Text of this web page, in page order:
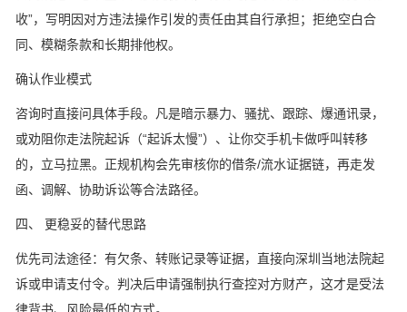
收”，写明因对方违法操作引发的责任由其自行承担；拒绝空白合
同、模糊条款和长期排他权。
确认作业模式
咨询时直接问具体手段。凡是暗示暴力、骚扰、跟踪、爆通讯录，
或劝阻你走法院起诉（“起诉太慢”）、让你交手机卡做呼叫转移
的，立马拉黑。正规机构会先审核你的借条/流水证据链，再走发
函、调解、协助诉讼等合法路径。
四、 更稳妥的替代思路
优先司法途径：有欠条、转账记录等证据，直接向深圳当地法院起
诉或申请支付令。判决后申请强制执行查控对方财产，这才是受法